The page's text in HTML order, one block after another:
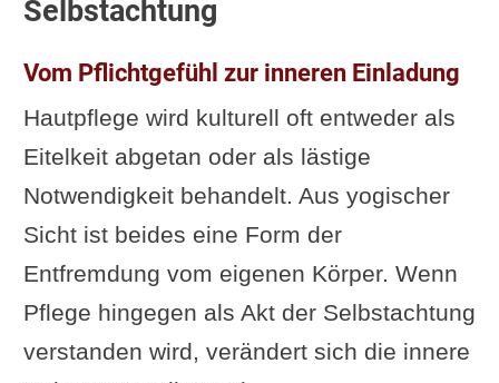
Selbstachtung
Vom Pflichtgefühl zur inneren Einladung
Hautpflege wird kulturell oft entweder als
Eitelkeit abgetan oder als lästige
Notwendigkeit behandelt. Aus yogischer
Sicht ist beides eine Form der
Entfremdung vom eigenen Körper. Wenn
Pflege hingegen als Akt der Selbstachtung
verstanden wird, verändert sich die innere